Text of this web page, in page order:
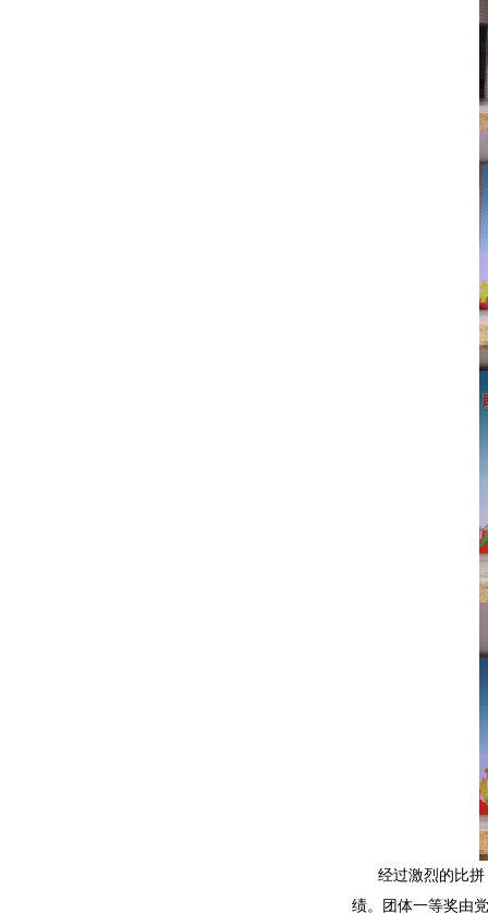
经过激烈的比
绩。团体一等奖由